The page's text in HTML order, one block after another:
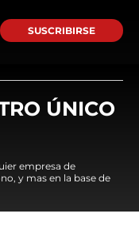
SUSCRIBIRSE
ÚNICO
empresa de
y mas en la base de